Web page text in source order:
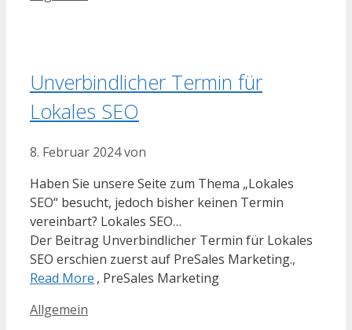
Unverbindlicher Termin für
Lokales SEO
8. Februar 2024von
Haben Sie unsere Seite zum Thema „Lokales
SEO“ besucht, jedoch bisher keinen Termin
vereinbart? Lokales SEO…
Der Beitrag Unverbindlicher Termin für Lokales
SEO erschien zuerst auf PreSales Marketing.,
Read More , PreSales Marketing
Kategorien
Allgemein